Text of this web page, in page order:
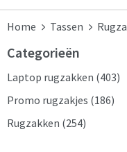
Home Tassen
Categorieën
Laptop rugzakken (403)
Promo rugzakjes (186)
Rugzakken (254)